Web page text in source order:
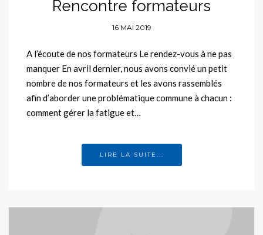
Rencontre formateurs
16 MAI 2019
A l’écoute de nos formateurs Le rendez-vous à ne pas
manquer En avril dernier, nous avons convié un petit
nombre de nos formateurs et les avons rassemblés
afin d’aborder une problématique commune à chacun :
comment gérer la fatigue et…
LIRE LA SUITE...